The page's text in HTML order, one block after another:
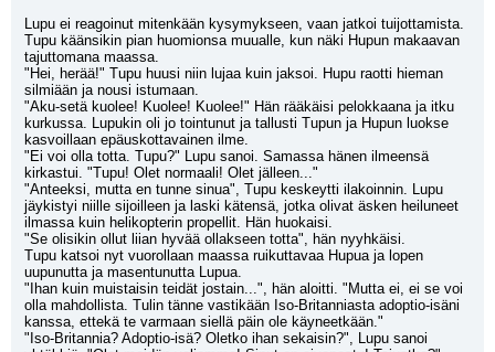
Lupu ei reagoinut mitenkään kysymykseen, vaan jatkoi tuijottamista.
Tupu käänsikin pian huomionsa muualle, kun näki Hupun makaavan
tajuttomana maassa.
"Hei, herää!" Tupu huusi niin lujaa kuin jaksoi. Hupu raotti hieman
silmiään ja nousi istumaan.
"Aku-setä kuolee! Kuolee! Kuolee!" Hän rääkäisi pelokkaana ja itku
kurkussa. Lupukin oli jo tointunut ja tallusti Tupun ja Hupun luokse
kasvoillaan epäuskottavainen ilme.
"Ei voi olla totta. Tupu?" Lupu sanoi. Samassa hänen ilmeensä
kirkastui. "Tupu! Olet normaali! Olet jälleen..."
"Anteeksi, mutta en tunne sinua", Tupu keskeytti ilakoinnin. Lupu
jäykistyi niille sijoilleen ja laski kätensä, jotka olivat äsken heiluneet
ilmassa kuin helikopterin propellit. Hän huokaisi.
"Se olisikin ollut liian hyvää ollakseen totta", hän nyyhkäisi.
Tupu katsoi nyt vuorollaan maassa ruikuttavaa Hupua ja lopen
uupunutta ja masentunutta Lupua.
"Ihan kuin muistaisin teidät jostain...", hän aloitti. "Mutta ei, ei se voi
olla mahdollista. Tulin tänne vastikään Iso-Britanniasta adoptio-isäni
kanssa, ettekä te varmaan siellä päin ole käyneetkään."
"Iso-Britannia? Adoptio-isä? Oletko ihan sekaisin?", Lupu sanoi